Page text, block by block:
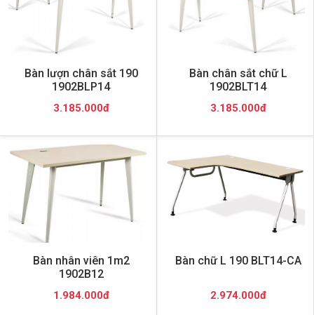
Bàn lượn chân sắt 190
1902BLP14
3.185.000đ
Bàn chân sắt chữ L
1902BLT14
3.185.000đ
Bàn nhân viên 1m2
1902B12
1.984.000đ
Bàn chữ L 190 BLT14-CA
2.974.000đ